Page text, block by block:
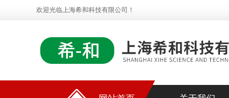
欢迎光临上海希和科技有限公司！